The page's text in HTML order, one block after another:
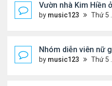
Vườn nhà Kim Hiền
by music123 Thứ 5 Tháng 8 06, 2026 4:39 pm
Nhóm diễn viên nữ
by music123 Thứ 5 Tháng 8 06, 2026 4:32 pm